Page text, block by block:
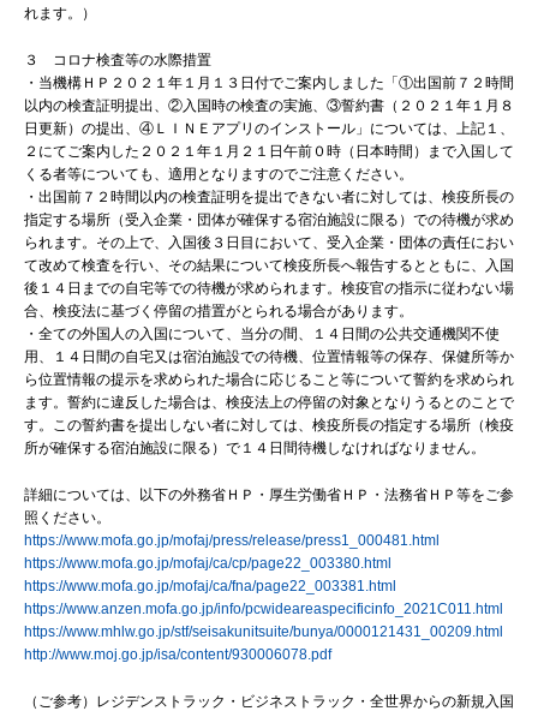
れます。）
３ コロナ検査等の水際措置
・当機構ＨＰ２０２１年１月１３日付でご案内しました「①出国前７２時間
以内の検査証明提出、②入国時の検査の実施、③誓約書（２０２１年１月８
日更新）の提出、④ＬＩＮＥアプリのインストール」については、上記１、
２にてご案内した２０２１年１月２１日午前０時（日本時間）まで入国して
くる者等についても、適用となりますのでご注意ください。
・出国前７２時間以内の検査証明を提出できない者に対しては、検疫所長の
指定する場所（受入企業・団体が確保する宿泊施設に限る）での待機が求め
られます。その上で、入国後３日目において、受入企業・団体の責任におい
て改めて検査を行い、その結果について検疫所長へ報告するとともに、入国
後１４日までの自宅等での待機が求められます。検疫官の指示に従わない場
合、検疫法に基づく停留の措置がとられる場合があります。
・全ての外国人の入国について、当分の間、１４日間の公共交通機関不使
用、１４日間の自宅又は宿泊施設での待機、位置情報等の保存、保健所等か
ら位置情報の提示を求められた場合に応じること等について誓約を求められ
ます。誓約に違反した場合は、検疫法上の停留の対象となりうるとのことで
す。この誓約書を提出しない者に対しては、検疫所長の指定する場所（検疫
所が確保する宿泊施設に限る）で１４日間待機しなければなりません。
詳細については、以下の外務省ＨＰ・厚生労働省ＨＰ・法務省ＨＰ等をご参
照ください。
https://www.mofa.go.jp/mofaj/press/release/press1_000481.html
https://www.mofa.go.jp/mofaj/ca/cp/page22_003380.html
https://www.mofa.go.jp/mofaj/ca/fna/page22_003381.html
https://www.anzen.mofa.go.jp/info/pcwideareaspecificinfo_2021C011.html
https://www.mhlw.go.jp/stf/seisakunitsuite/bunya/0000121431_00209.html
http://www.moj.go.jp/isa/content/930006078.pdf
（ご参考）レジデンストラック・ビジネストラック・全世界からの新規入国